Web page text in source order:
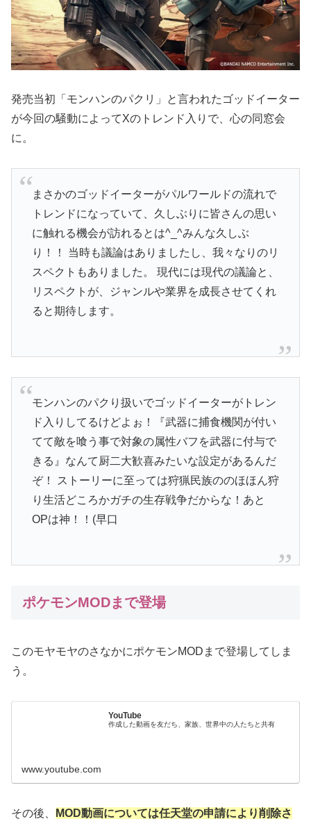
発売当初「モンハンのパクリ」と言われたゴッドイーター
が今回の騒動によってXのトレンド入りで、心の同窓会
に。
まさかのゴッドイーターがパルワールドの流れで
トレンドになっていて、久しぶりに皆さんの思い
に触れる機会が訪れるとは^_^みんな久しぶ
り！！ 当時も議論はありましたし、我々なりのリ
スペクトもありました。 現代には現代の議論と、
リスペクトが、ジャンルや業界を成長させてくれ
ると期待します。
モンハンのパクり扱いでゴッドイーターがトレン
ド入りしてるけどよぉ！『武器に捕食機関が付い
てて敵を喰う事で対象の属性バフを武器に付与で
きる』なんて厨二大歓喜みたいな設定があるんだ
ぞ！ ストーリーに至っては狩猟民族ののほほん狩
り生活どころかガチの生存戦争だからな！あと
OPは神！！(早口
ポケモンMODまで登場
このモヤモヤのさなかにポケモンMODまで登場してしま
う。
YouTube
作成した動画を友だち、家族、世界中の人たちと共有
www.youtube.com
その後、
MOD動画については任天堂の申請により削除さ